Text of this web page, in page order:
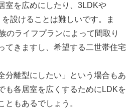
室を広めにしたり、3LDKや
設けることは難しいです。ま
のライフプランによって間取り
てきますし、希望する二世帯住宅
分離型にしたい」という場合もあ
も各居室を広くするためにLDKを
ともあるでしょう。